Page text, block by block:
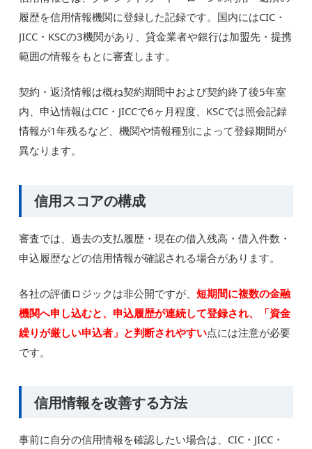
履歴を信用情報機関に登録した記録です。国内にはCIC・
JICC・KSCの3機関があり、貸金業者や銀行は加盟先・提携
範囲の情報をもとに審査します。
契約・返済情報は概ね契約期間中および契約終了後5年室
内、申込情報はCIC・JICCで6ヶ月程度、KSCでは照会記録
情報が1年残るなど、機関や情報種別によって登録期間が
異なります。
信用スコアの構成
審査では、過去の支払履歴・現在の借入残高・借入件数・
申込履歴などの信用情報が確認される場合があります。
各社の評価ロジックは非公開ですが、短期間に複数の金融
機関へ申し込むと、申込履歴が連続して登録され、「資金
繰りが厳しい申込者」と判断されやすい点には注意が必要
です。
信用情報を改善する方法
事前に自分の信用情報を確認したい場合は、CIC・JICC・